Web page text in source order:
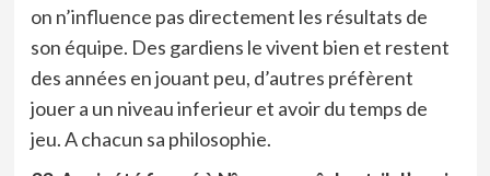
on n’influence pas directement les résultats de
son équipe. Des gardiens le vivent bien et restent
des années en jouant peu, d’autres préfèrent
jouer a un niveau inferieur et avoir du temps de
jeu. A chacun sa philosophie.